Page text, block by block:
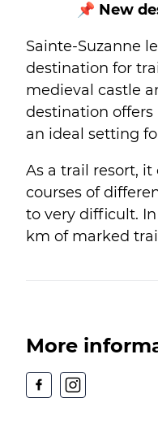
📌 New
Sainte-Suzanne
destination for
medieval castle
destination offers
an ideal setting
As a trail resort,
courses of
to very difficult.
km of marked
More